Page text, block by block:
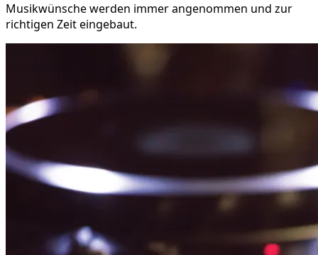
Musikwünsche werden immer angenommen und zur
richtigen Zeit eingebaut.